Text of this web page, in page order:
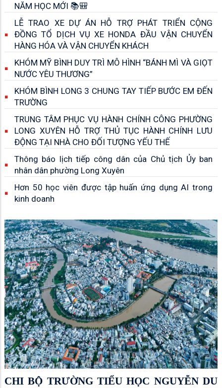
NĂM HỌC MỚI 📚🎒
LỄ TRAO XE DỰ ÁN HỖ TRỢ PHÁT TRIỂN CỘNG
ĐỒNG TỔ DỊCH VỤ XE HONDA ĐẦU VẬN CHUYỂN
HÀNG HÓA VÀ VẬN CHUYỂN KHÁCH
KHÓM MỸ BÌNH DUY TRÌ MÔ HÌNH “BÁNH MÌ VÀ GIỌT
NƯỚC YÊU THƯƠNG”
KHÓM BÌNH LONG 3 CHUNG TAY TIẾP BƯỚC EM ĐẾN
TRƯỜNG
TRUNG TÂM PHỤC VỤ HÀNH CHÍNH CÔNG PHƯỜNG
LONG XUYÊN HỖ TRỢ THỦ TỤC HÀNH CHÍNH LƯU
ĐỘNG TẠI NHÀ CHO ĐỐI TƯỢNG YẾU THẾ
Thông báo lịch tiếp công dân của Chủ tịch Ủy ban
nhân dân phường Long Xuyên
Hơn 50 học viên được tập huấn ứng dụng AI trong
kinh doanh
CHI BỘ TRƯỜNG TIỂU HỌC NGUYỄN DU